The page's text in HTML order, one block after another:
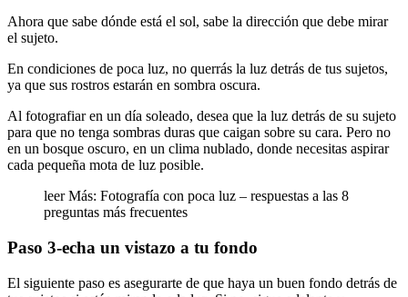
Ahora que sabe dónde está el sol, sabe la dirección que debe mirar
el sujeto.
En condiciones de poca luz, no querrás la luz detrás de tus sujetos,
ya que sus rostros estarán en sombra oscura.
Al fotografiar en un día soleado, desea que la luz detrás de su sujeto
para que no tenga sombras duras que caigan sobre su cara. Pero no
en un bosque oscuro, en un clima nublado, donde necesitas aspirar
cada pequeña mota de luz posible.
leer Más: Fotografía con poca luz – respuestas a las 8
preguntas más frecuentes
Paso 3-echa un vistazo a tu fondo
El siguiente paso es asegurarte de que haya un buen fondo detrás de